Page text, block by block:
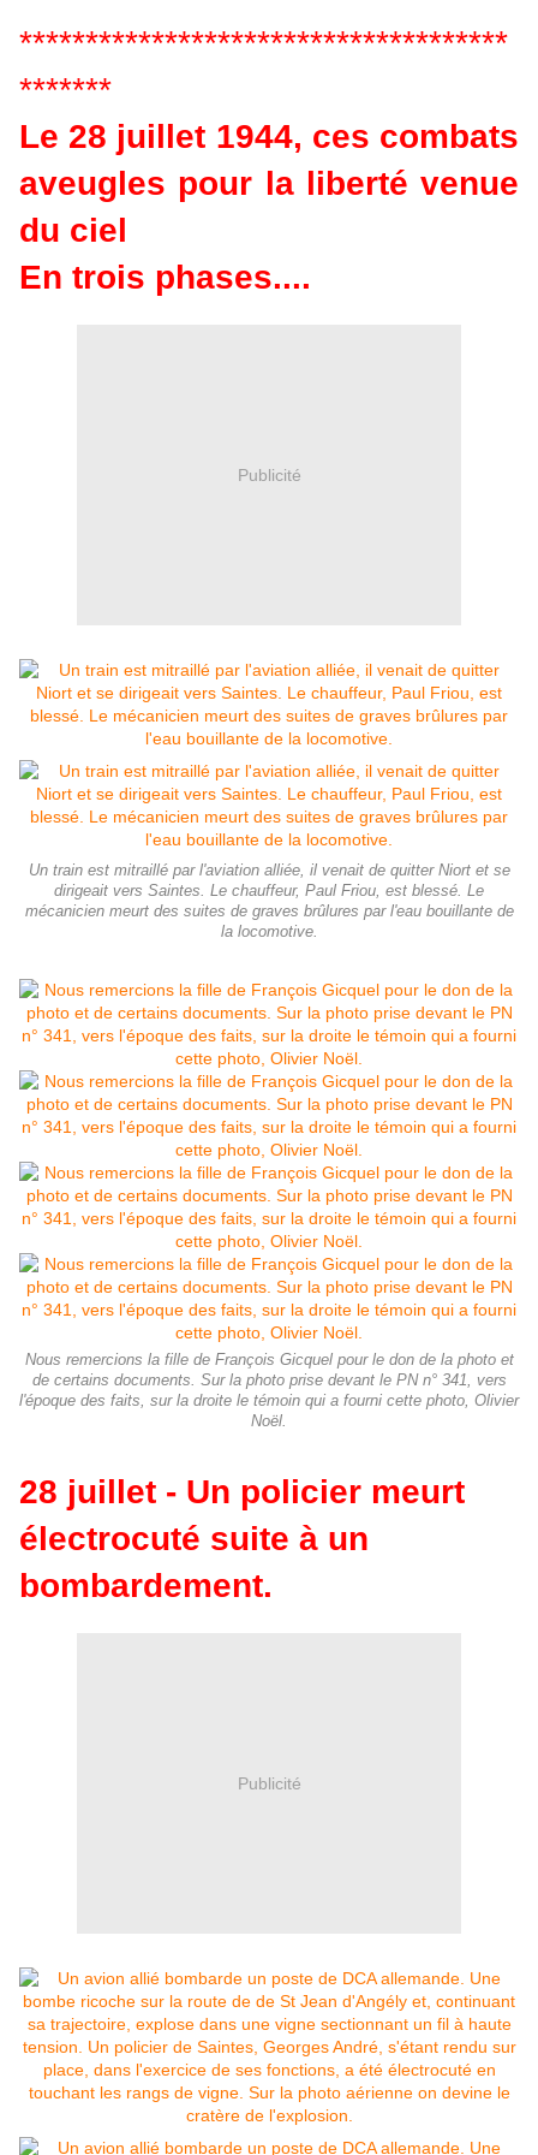
*************************************
*******
Le 28 juillet 1944, ces combats
aveugles pour la liberté venue
du ciel
En trois phases....
Publicité
Un train est mitraillé par l'aviation alliée, il venait de quitter Niort et se
dirigeait vers Saintes. Le chauffeur, Paul Friou, est blessé. Le
mécanicien meurt des suites de graves brûlures par l'eau bouillante de
la locomotive.
Nous remercions la fille de François Gicquel pour le don de la photo et
de certains documents. Sur la photo prise devant le PN n° 341, vers
l'époque des faits, sur la droite le témoin qui a fourni cette photo, Olivier
Noël.
28 juillet - Un policier meurt
électrocuté suite à un
bombardement.
Publicité